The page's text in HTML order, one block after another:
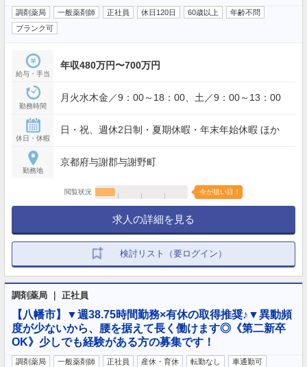
調剤薬局 一般薬剤師 正社員 休日120日 60歳以上
年齢不問
ブランク可
給与・手当
年収480万円〜700万円
勤務時間
月火水木金／9：00～18：00、土／9：00～13：00
休日・休暇
日・祝、週休2日制・夏期休暇・年末年始休暇 ほか
勤務地
京都府与謝郡与謝野町
閲覧状況 今が狙い目！
求人の詳細を見る
検討リスト（要ログイン）
調剤薬局 ｜ 正社員
【八幡市】▼週38.75時間勤務×有休の取得推奨♪▼異動頻
度が少ないから、腰を据えて長く働けます◎《第二新卒
OK》少しでも経験がある方の募集です！
調剤薬局 一般薬剤師 正社員 産休・育休 転勤なし
車通勤可